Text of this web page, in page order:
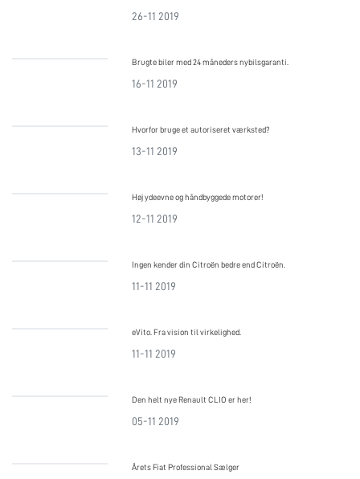
26-11 2019
Brugte biler med 24 måneders nybilsgaranti.
16-11 2019
Hvorfor bruge et autoriseret værksted?
13-11 2019
Høj ydeevne og håndbyggede motorer!
12-11 2019
Ingen kender din Citroën bedre end Citroën.
11-11 2019
eVito. Fra vision til virkelighed.
11-11 2019
Den helt nye Renault CLIO er her!
05-11 2019
Årets Fiat Professional Sælger